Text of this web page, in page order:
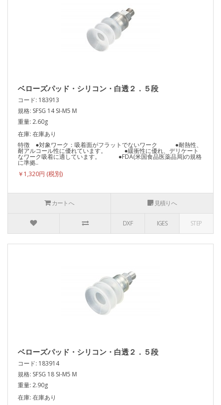
ベローズパッド・シリコン・白透２．５段
コード: 183913
規格: SFSG 14 SI-M5 M
重量: 2.60g
在庫: 在庫あり
特徴 ●対象ワーク：吸着面がフラットでないワーク ●耐熱性、
耐アルコール性に優れています。 ●緩衝性に優れ、デリケート
なワーク吸着に適しています。 ●FDA(米国食品医薬品局)の規格
に準拠..
￥1,320円
カートへ 見積りへ
DXF IGES STEP
ベローズパッド・シリコン・白透２．５段
コード: 183914
規格: SFSG 18 SI-M5 M
重量: 2.90g
在庫: 在庫あり